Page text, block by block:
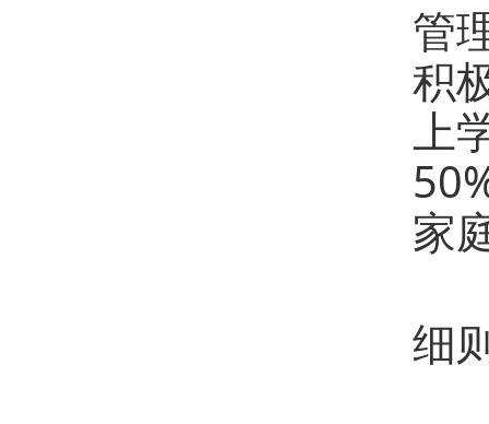
管
积
上
家
细